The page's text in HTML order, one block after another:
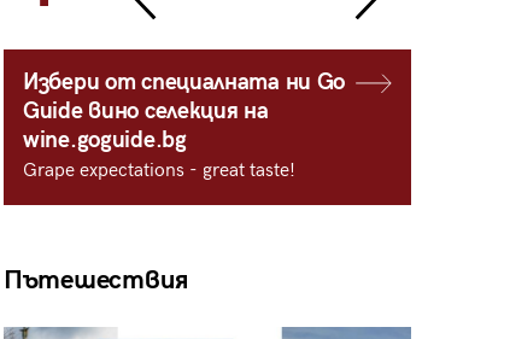
Избери от специалната ни Go
Guide вино селекция на
wine.goguide.bg
Grape expectations - great taste!
Пътешествия